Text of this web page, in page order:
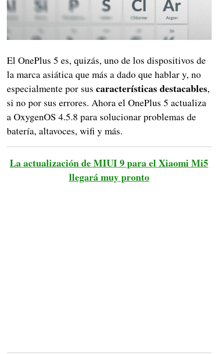
El OnePlus 5 es, quizás, uno de los dispositivos de
la marca asiática que más a dado que hablar y, no
especialmente por sus características destacables,
si no por sus errores. Ahora el OnePlus 5 actualiza
a OxygenOS 4.5.8 para solucionar problemas de
batería, altavoces, wifi y más.
La actualización de MIUI 9 para el Xiaomi Mi5
llegará muy pronto